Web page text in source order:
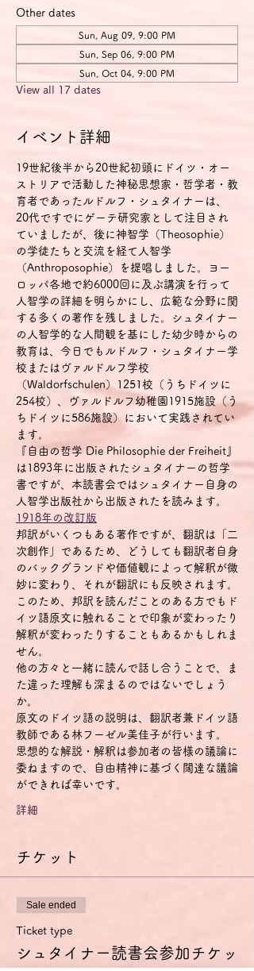
Other dates
Sun, Aug 09, 9:00 PM
Sun, Sep 06, 9:00 PM
Sun, Oct 04, 9:00 PM
View all 17 dates
イベント詳細
19世紀後半から20世紀初頭にドイツ・オー
ストリアで活動した神秘思想家・哲学者・教
育者であったルドルフ・シュタイナーは、
20代ですでにゲーテ研究家として注目され
ていましたが、後に神智学（Theosophie）
の学徒たちと交流を経て人智学
（Anthroposophie）を提唱しました。ヨー
ロッパ各地で約6000回に及ぶ講演を行って
人智学の詳細を明らかにし、広範な分野に関
する多くの著作を残しました。シュタイナー
の人智学的な人間観を基にした幼少時からの
教育は、今日でもルドルフ・シュタイナー学
校またはヴァルドルフ学校
（Waldorfschulen）1251校（うちドイツに
254校）、ヴァルドルフ幼稚園1915施設（う
ちドイツに586施設）において実践されてい
ます。
『自由の哲学 Die Philosophie der Freiheit』
は1893年に出版されたシュタイナーの哲学
書ですが、本読書会ではシュタイナー自身の
人智学出版社から出版された を読みます。
1918年の改訂版
邦訳がいくつもある著作ですが、翻訳は「二
次創作」であるため、どうしても翻訳者自身
のバックグランドや価値観によって解釈が微
妙に変わり、それが翻訳にも反映されます。
このため、邦訳を読んだことのある方でもド
イツ語原文に触れることで印象が変わったり
解釈が変わったりすることもあるかもしれま
せん。
他の方々と一緒に読んで話し合うことで、ま
た違った理解も深まるのではないでしょう
か。
原文のドイツ語の説明は、翻訳者兼ドイツ語
教師である林フーゼル美佳子が行います。
思想的な解説・解釈は参加者の皆様の議論に
委ねますので、自由精神に基づく闊達な議論
ができれば幸いです。
詳細
チケット
Sale ended
Ticket type
シュタイナー読書会参加チケッ